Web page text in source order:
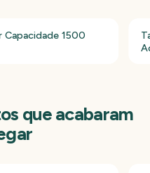
Capacidade 1500
que acabaram